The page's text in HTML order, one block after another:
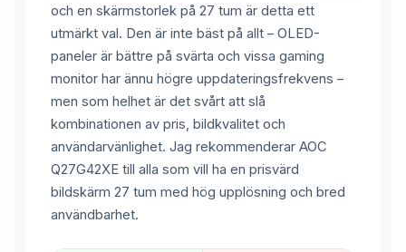
och en skärmstorlek på 27 tum är detta ett
utmärkt val. Den är inte bäst på allt – OLED-
paneler är bättre på svärta och vissa gaming
monitor har ännu högre uppdateringsfrekvens –
men som helhet är det svårt att slå
kombinationen av pris, bildkvalitet och
användarvänlighet. Jag rekommenderar AOC
Q27G42XE till alla som vill ha en prisvärd
bildskärm 27 tum med hög upplösning och bred
användbarhet.